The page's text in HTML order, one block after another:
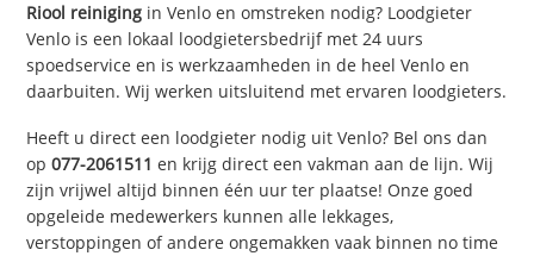
Riool reiniging in Venlo en omstreken nodig? Loodgieter
Venlo is een lokaal loodgietersbedrijf met 24 uurs
spoedservice en is werkzaamheden in de heel Venlo en
daarbuiten. Wij werken uitsluitend met ervaren loodgieters.
Heeft u direct een loodgieter nodig uit Venlo? Bel ons dan
op077-2061511 en krijg direct een vakman aan de lijn. Wij
zijn vrijwel altijd binnen één uur ter plaatse! Onze goed
opgeleide medewerkers kunnen alle lekkages,
verstoppingen of andere ongemakken vaak binnen no time